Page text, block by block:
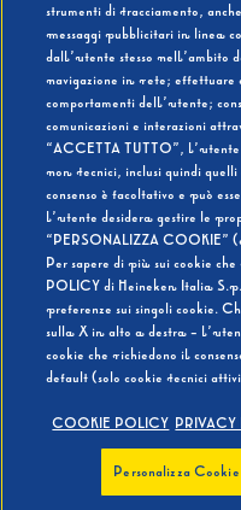
SI
BEVI
strumenti di tracciamento,
messaggi pubblicitari in linea
dall’utente stesso nell’ambito
navigazione in rete; effettuare
comportamenti dell’utente;
comunicazioni e interazioni
“ACCETTA TUTTO”,
non tecnici, inclusi quindi
consenso è facoltativo e può
l’utente desidera gestire le
“PERSONALIZZA COOKIE”
Per sapere di più sui cookie
POLICY di Heineken Italia
preferenze sui singoli cookie.
sulla X in alto a destra -
cookie che richiedono il
default (solo cookie tecnici
COOKIE POLICY
Personalizza Cookie